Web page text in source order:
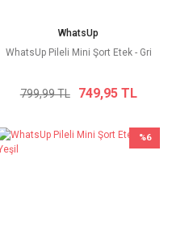
WhatsUp
WhatsUp Pileli Mini Şort Etek - Gri
799,99 TL 749,95 TL
%6